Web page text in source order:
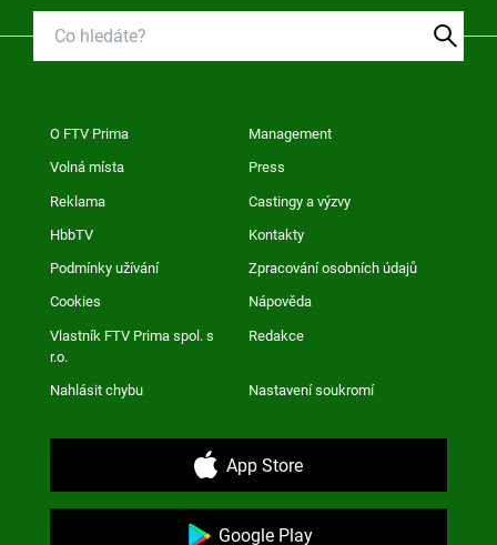
O FTV Prima Management
Volná místa Press
Reklama Castingy a výzvy
HbbTV Kontakty
Podmínky užívání Zpracování osobních údajů
Cookies Nápověda
Vlastník FTV Prima spol. s
r.o.
Redakce
Nahlásit chybu Nastavení soukromí
App Store
Google Play